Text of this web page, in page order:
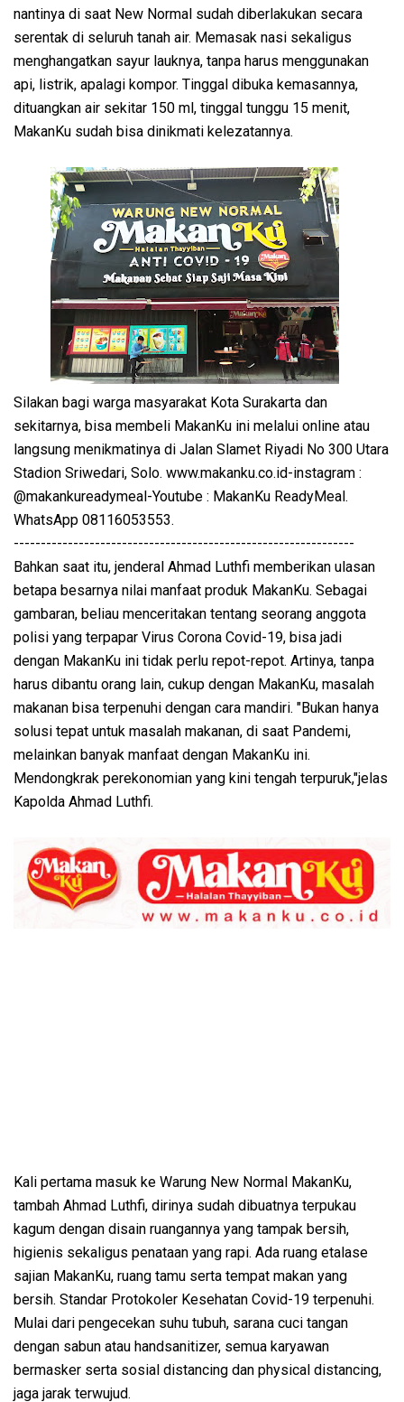
nantinya di saat New Normal sudah diberlakukan secara
serentak di seluruh tanah air. Memasak nasi sekaligus
menghangatkan sayur lauknya, tanpa harus menggunakan
api, listrik, apalagi kompor. Tinggal dibuka kemasannya,
dituangkan air sekitar 150 ml, tinggal tunggu 15 menit,
MakanKu sudah bisa dinikmati kelezatannya.
Silakan bagi warga masyarakat Kota Surakarta dan
sekitarnya, bisa membeli MakanKu ini melalui online atau
langsung menikmatinya di Jalan Slamet Riyadi No 300 Utara
Stadion Sriwedari, Solo. www.makanku.co.id-instagram :
@makankureadymeal-Youtube : MakanKu ReadyMeal.
WhatsApp 08116053553.
---------------------------------------------------------------
Bahkan saat itu, jenderal Ahmad Luthfi memberikan ulasan
betapa besarnya nilai manfaat produk MakanKu. Sebagai
gambaran, beliau menceritakan tentang seorang anggota
polisi yang terpapar Virus Corona Covid-19, bisa jadi
dengan MakanKu ini tidak perlu repot-repot. Artinya, tanpa
harus dibantu orang lain, cukup dengan MakanKu, masalah
makanan bisa terpenuhi dengan cara mandiri. "Bukan hanya
solusi tepat untuk masalah makanan, di saat Pandemi,
melainkan banyak manfaat dengan MakanKu ini.
Mendongkrak perekonomian yang kini tengah terpuruk,"jelas
Kapolda Ahmad Luthfi.
Kali pertama masuk ke Warung New Normal MakanKu,
tambah Ahmad Luthfi, dirinya sudah dibuatnya terpukau
kagum dengan disain ruangannya yang tampak bersih,
higienis sekaligus penataan yang rapi. Ada ruang etalase
sajian MakanKu, ruang tamu serta tempat makan yang
bersih. Standar Protokoler Kesehatan Covid-19 terpenuhi.
Mulai dari pengecekan suhu tubuh, sarana cuci tangan
dengan sabun atau handsanitizer, semua karyawan
bermasker serta sosial distancing dan physical distancing,
jaga jarak terwujud.